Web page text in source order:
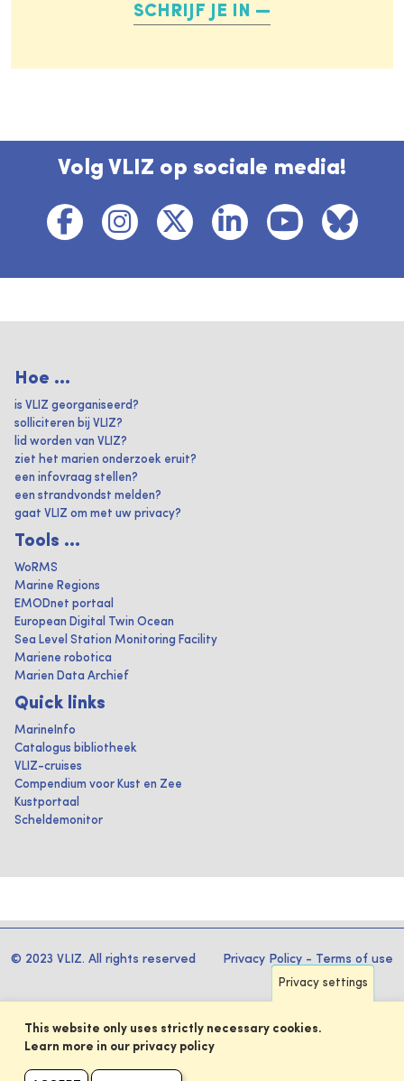
SCHRIJF JE IN
Volg VLIZ op sociale media!
Hoe ...
is VLIZ georganiseerd?
solliciteren bij VLIZ?
lid worden van VLIZ?
ziet het marien onderzoek eruit?
een infovraag stellen?
een strandvondst melden?
gaat VLIZ om met uw privacy?
Tools ...
WoRMS
Marine Regions
EMODnet portaal
European Digital Twin Ocean
Sea Level Station Monitoring Facility
Mariene robotica
Marien Data Archief
Quick links
MarineInfo
Catalogus bibliotheek
VLIZ-cruises
Compendium voor Kust en Zee
Kustportaal
Scheldemonitor
© 2023 VLIZ. All rights reserved Privacy Policy - Terms of use
Privacy settings
This website only uses strictly necessary cookies.
Learn more in our privacy policy